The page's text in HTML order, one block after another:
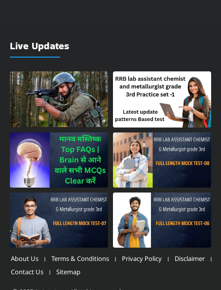
Live Updates
About Us Terms & Conditions Privacy Policy
Disclaimer
Contact Us
Sitemap